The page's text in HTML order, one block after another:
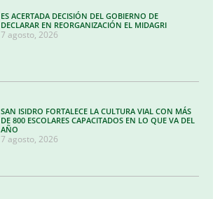
ES ACERTADA DECISIÓN DEL GOBIERNO DE
DECLARAR EN REORGANIZACIÓN EL MIDAGRI
7 agosto, 2026
SAN ISIDRO FORTALECE LA CULTURA VIAL CON MÁS
DE 800 ESCOLARES CAPACITADOS EN LO QUE VA DEL
AÑO
7 agosto, 2026